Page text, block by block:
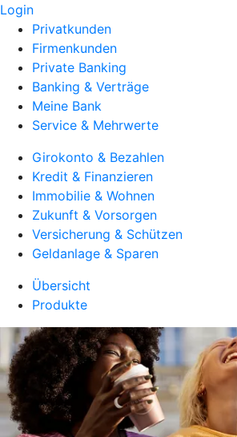
Login
Privatkunden
Firmenkunden
Private Banking
Banking & Verträge
Meine Bank
Service & Mehrwerte
Girokonto & Bezahlen
Kredit & Finanzieren
Immobilie & Wohnen
Zukunft & Vorsorgen
Versicherung & Schützen
Geldanlage & Sparen
Übersicht
Produkte